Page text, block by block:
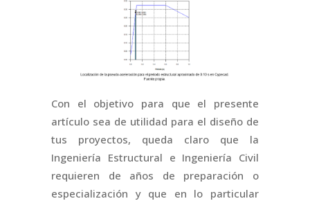
Con el objetivo para que el presente
artículo sea de utilidad para el diseño de
tus proyectos, queda claro que la
Ingeniería Estructural e Ingeniería Civil
requieren de años de preparación o
especialización y que en lo particular